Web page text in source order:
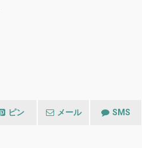
ピン メール SMS